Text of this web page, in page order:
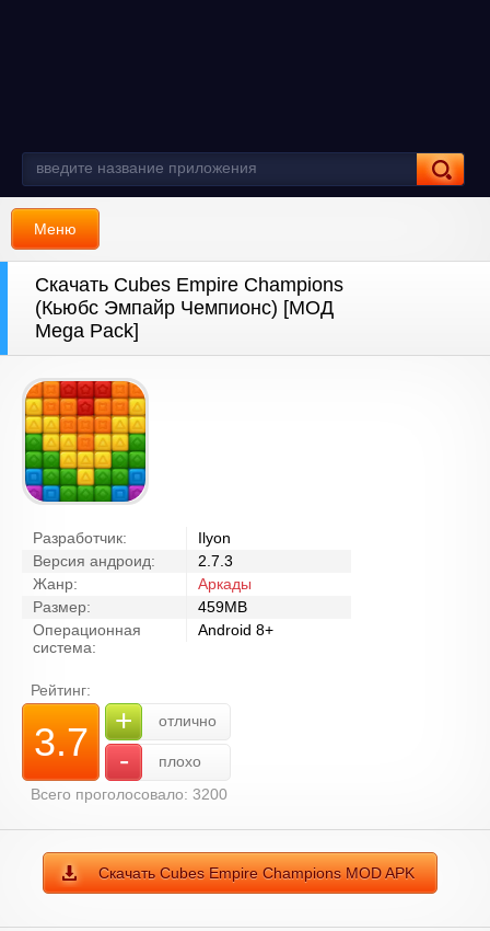
Меню
Скачать Cubes Empire Champions
(Кьюбс Эмпайр Чемпионс) [МОД
Mega Pack]
Разработчик:
Ilyon
Версия андроид:
2.7.3
Жанр:
Аркады
Размер:
459MB
Операционная
система:
Android 8+
Рейтинг:
3.7 + отлично
-
плохо
Всего проголосовало: 3200
Скачать Cubes Empire Champions MOD APK